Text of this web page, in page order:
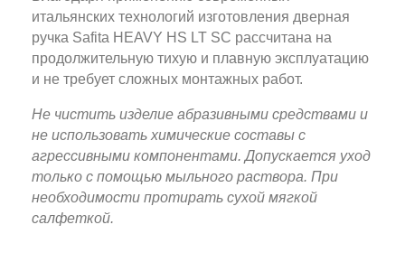
итальянских технологий изготовления дверная
ручка Safita HEAVY HS LT SC рассчитана на
продолжительную тихую и плавную эксплуатацию
и не требует сложных монтажных работ.
Не чистить изделие абразивными средствами и
не использовать химические составы с
агрессивными компонентами. Допускается уход
только с помощью мыльного раствора. При
необходимости протирать сухой мягкой
салфеткой.